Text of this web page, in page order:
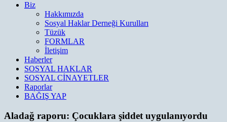
Biz
Hakkımızda
Sosyal Haklar Derneği Kurulları
Tüzük
FORMLAR
İletişim
Haberler
SOSYAL HAKLAR
SOSYAL CİNAYETLER
Raporlar
BAĞIŞ YAP
Aladağ raporu: Çocuklara şiddet uygulanıyordu